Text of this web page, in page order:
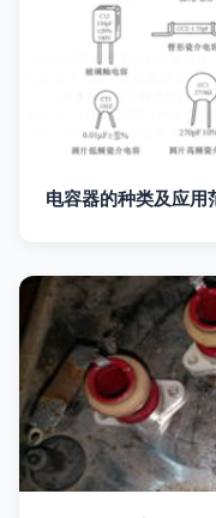
电容器的种类及应用